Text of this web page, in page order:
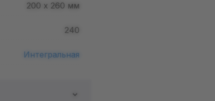
200 х 260 мм
240
Интегральная